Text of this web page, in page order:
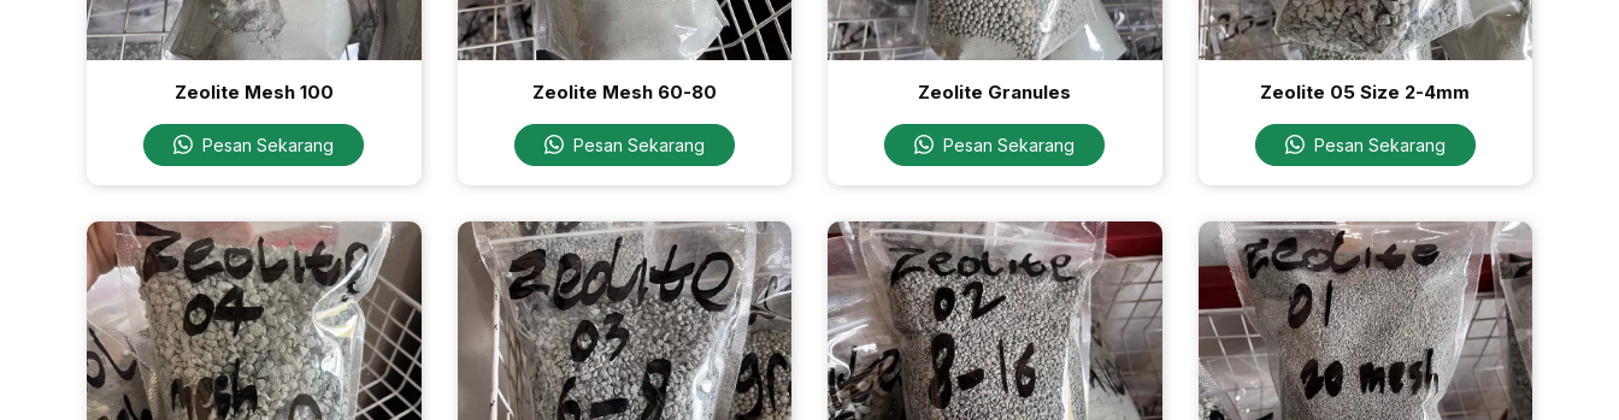
Zeolite Mesh 100
Pesan Sekarang
Zeolite Mesh 60-80
Pesan Sekarang
Zeolite Granules
Pesan Sekarang
Zeolite 05 Size 2-4mm
Pesan Sekarang